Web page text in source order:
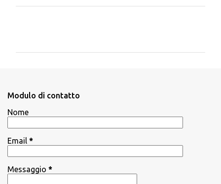
i
Modulo di contatto
Nome
Email *
Messaggio *